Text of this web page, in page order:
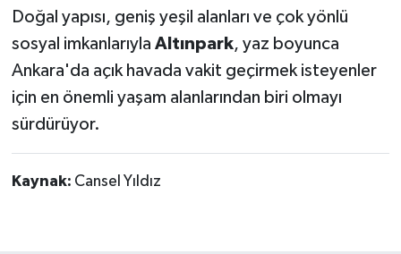
Doğal yapısı, geniş yeşil alanları ve çok yönlü
sosyal imkanlarıyla Altınpark, yaz boyunca
Ankara'da açık havada vakit geçirmek isteyenler
için en önemli yaşam alanlarından biri olmayı
sürdürüyor.
Kaynak: Cansel Yıldız